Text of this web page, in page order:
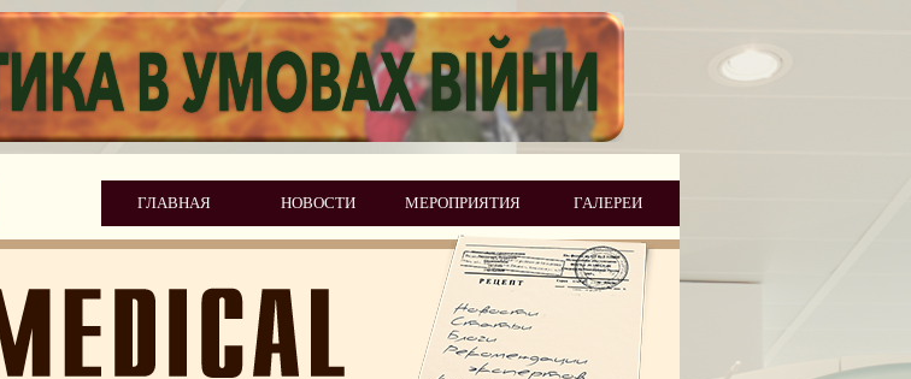
ГЛАВНАЯ НОВОСТИ МЕРОПРИЯТИЯ ГАЛЕРЕИ